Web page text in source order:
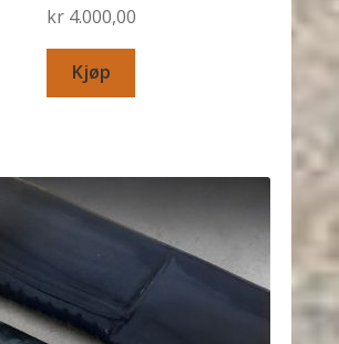
kr4.000,00
Kjøp